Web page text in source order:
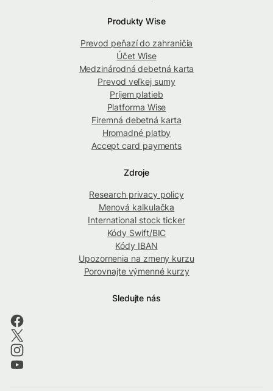
Produkty Wise
Prevod peňazí do zahraničia
Účet Wise
Medzinárodná debetná karta
Prevod veľkej sumy
Príjem platieb
Platforma Wise
Firemná debetná karta
Hromadné platby
Accept card payments
Zdroje
Research privacy policy
Menová kalkulačka
International stock ticker
Kódy Swift/BIC
Kódy IBAN
Upozornenia na zmeny kurzu
Porovnajte výmenné kurzy
Sledujte nás